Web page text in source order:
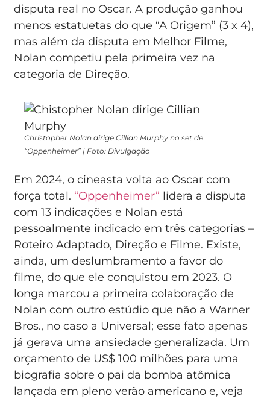
disputa real no Oscar. A produção ganhou
menos estatuetas do que “A Origem” (3 x 4),
mas além da disputa em Melhor Filme,
Nolan competiu pela primeira vez na
categoria de Direção.
Christopher Nolan dirige Cillian Murphy no set de
“Oppenheimer” | Foto: Divulgação
Em 2024, o cineasta volta ao Oscar com
força total. “Oppenheimer” lidera a disputa
com 13 indicações e Nolan está
pessoalmente indicado em três categorias –
Roteiro Adaptado, Direção e Filme. Existe,
ainda, um deslumbramento a favor do
filme, do que ele conquistou em 2023. O
longa marcou a primeira colaboração de
Nolan com outro estúdio que não a Warner
Bros., no caso a Universal; esse fato apenas
já gerava uma ansiedade generalizada. Um
orçamento de US$ 100 milhões para uma
biografia sobre o pai da bomba atômica
lançada em pleno verão americano e, veja